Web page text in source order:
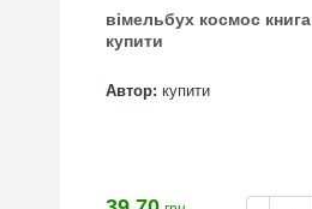
вімельбух космос книга
купити
Автор: купити
БЕЗКОШТОВНА